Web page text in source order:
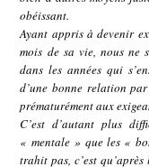
obéissant.
Ayant appris à devenir
mois de sa vie, nous ne
dans les années qui
d’une bonne relation
prématurément aux
C’est d’autant plus
« mentale » que les «
trahit pas, c’est